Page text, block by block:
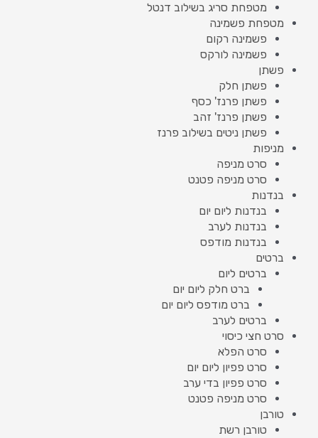
מטפחת סריג בשילוב דנטל
מטפחת פשמינה
פשמינה רקום
פשמינה לורקס
פשתן
פשתן חלק
פשתן פרנז' כסף
פשתן פרנז' זהב
פשתן ניטים בשילוב פרנז
מניפות
סרט מניפה
סרט מניפה פטנט
בנדנות
בנדנות ליום יום
בנדנות לערב
בנדנות מודפס
ברטים
ברטים ליום
ברט חלק ליום יום
ברט מודפס ליום יום
ברטים לערב
סרט חצי כיסוי
סרט הפלא
סרט פפיון ליום יום
סרט פפיון בדי ערב
סרט מניפה פטנט
טורבן
טורבן רשת